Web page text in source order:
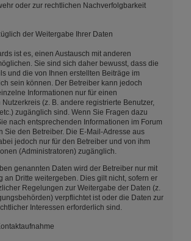
oder zur rechtlichen Nachverfolgbarkeit
der Weitergabe Ihrer Daten
ist es, einen Austausch mit anderen
Sie sind sich daher bewusst, dass die
und die von Ihnen erstellten Beiträge im
sein können. Der Betreiber kann jedoch
Informationen nur für einen
(z. B. andere registrierte Benutzer,
zugänglich sind. Wenn Sie Fragen dazu
nach entsprechenden Informationen im Forum
Sie den Betreiber. Die E-Mail-Adresse aus
jedoch nur für den Betreiber und von ihm
(Administratoren) zugänglich.
genannten Daten wird der Betreiber nur mit
an Dritte weitergeben. Dies gilt nicht, sofern er
Regelungen zur Weitergabe der Daten (z.
verpflichtet ist oder die Daten zur
Interessen erforderlich sind.